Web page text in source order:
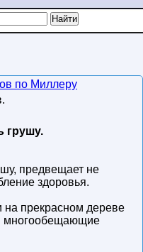
по Миллеру
грушу.
предвещает не
здоровья.
прекрасном дереве
многообещающие